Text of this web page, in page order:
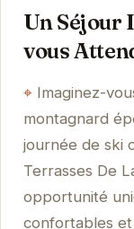
Un Séjour
vous
Imaginez-
montagnard
journée de ski
Terrasses De
opportunité
confortables